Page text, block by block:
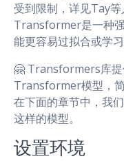
受到限制，详见Tay
Transformer是一种
能更容易过拟合或学
🤗 Transformers库提
Transformer模型，
在下面的章节中，我
这样的模型。
设置环境